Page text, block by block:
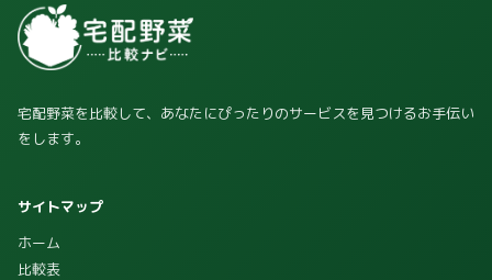
宅配野菜を比較して、あなたにぴったりのサービスを見つけるお手伝い
をします。
サイトマップ
ホーム
比較表